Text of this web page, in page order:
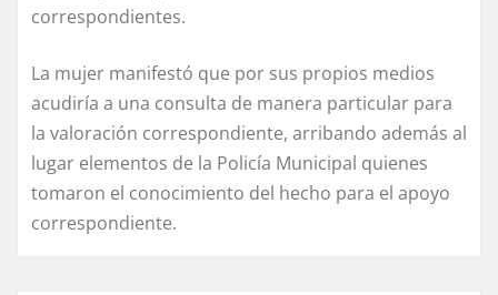
correspondientes.
La mujer manifestó que por sus propios medios
acudiría a una consulta de manera particular para
la valoración correspondiente, arribando además al
lugar elementos de la Policía Municipal quienes
tomaron el conocimiento del hecho para el apoyo
correspondiente.